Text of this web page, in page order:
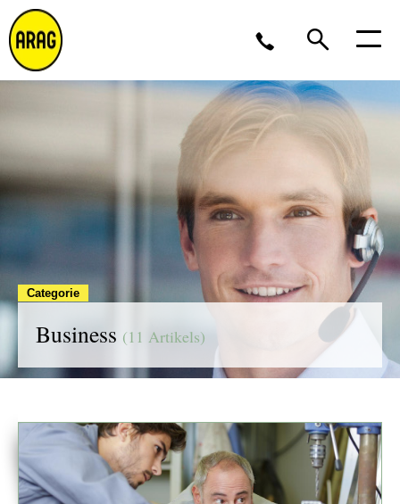
Ma/Do 9 – 17, Vr 9 – 16
02 643 12 11
Business (11 Artikels)
Categorie